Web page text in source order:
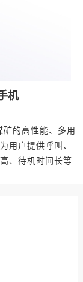
机
的高性能、多用
用户提供呼叫、
、待机时间长等